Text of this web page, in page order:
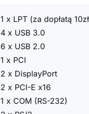
1 x LPT (za dopłatą
4 x USB 3.0
6 x USB 2.0
1 x PCI
2 x DisplayPort
2 x PCI-E x16
1 x COM (RS-232)